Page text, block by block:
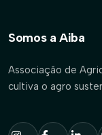
Somos a Aiba
Associação de
cultiva o agro